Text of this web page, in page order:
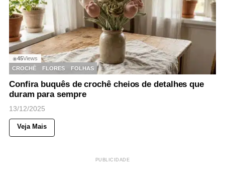
◉45Views
CROCHÊ
FLORES FOLHAS
Confira buquês de crochê cheios de detalhes que
duram para sempre
13/12/2025
Veja Mais
PUBLICIDADE